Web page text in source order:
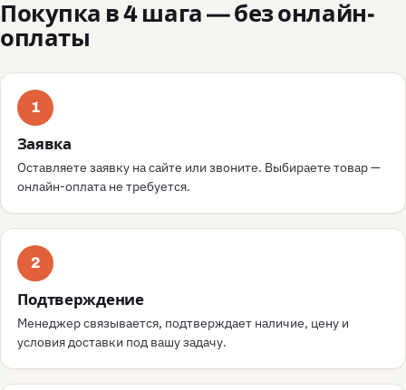
Покупка в 4 шага — без онлайн-
оплаты
1
Заявка
Оставляете заявку на сайте или звоните. Выбираете товар —
онлайн-оплата не требуется.
2
Подтверждение
Менеджер связывается, подтверждает наличие, цену и
условия доставки под вашу задачу.